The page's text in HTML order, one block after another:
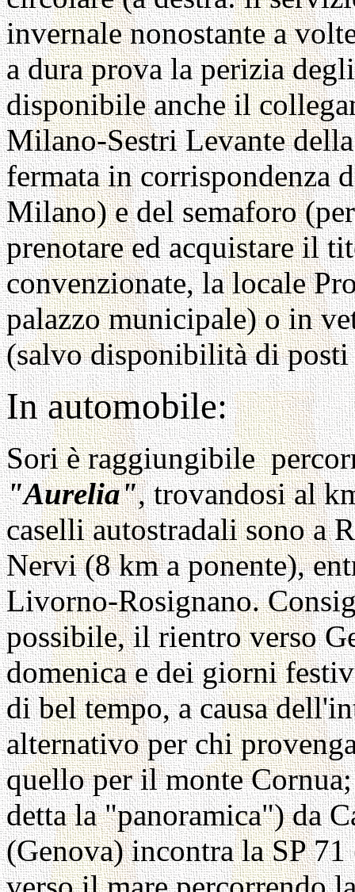
invernale nonostante a
a dura prova la perizia
disponibile anche il
Milano-Sestri Levante
fermata in corrispondenza
Milano) e del semaforo
prenotare ed acquistare il
convenzionate, la locale
palazzo municipale) o in
(salvo disponibilità di posti
In automobile:
Sori è raggiungibile
"Aurelia", trovandosi al
caselli autostradali sono a
Nervi (8 km a ponente),
Livorno-Rosignano.
possibile, il rientro verso
domenica e dei giorni
di bel tempo, a causa
alternativo per chi
quello per il monte
detta la "panoramica") da
(Genova) incontra la SP